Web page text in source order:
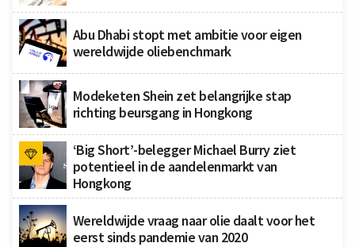
Abu Dhabi stopt met ambitie voor eigen
wereldwijde oliebenchmark
Modeketen Shein zet belangrijke stap
richting beursgang in Hongkong
‘Big Short’-belegger Michael Burry ziet
potentieel in de aandelenmarkt van
Hongkong
Wereldwijde vraag naar olie daalt voor het
eerst sinds pandemie van 2020